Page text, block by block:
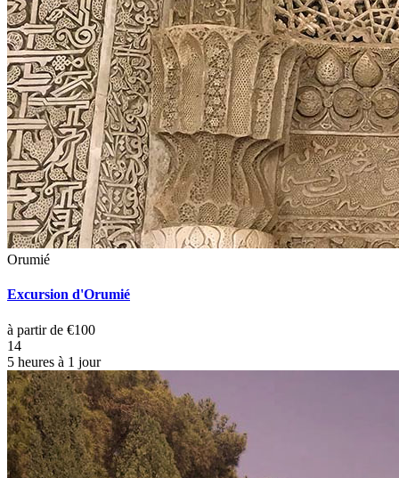
Orumié
Excursion d'Orumié
à partir de €100
14
5 heures à 1 jour